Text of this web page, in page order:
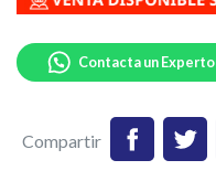
Compartir
Contacta un Experto